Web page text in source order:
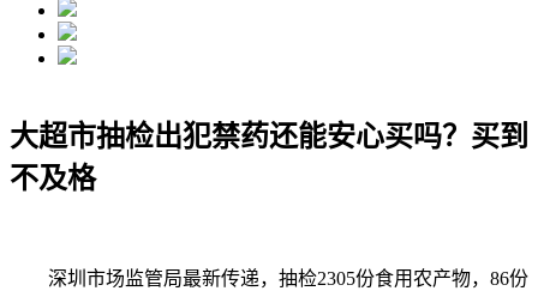
大超市抽检出犯禁药还能安心买吗？买到
不及格
深圳市场监管局最新传递，抽检2305份食用农产物，86份